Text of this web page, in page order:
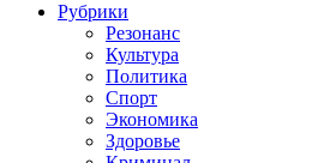
Рубрики
Резонанс
Культура
Политика
Спорт
Экономика
Здоровье